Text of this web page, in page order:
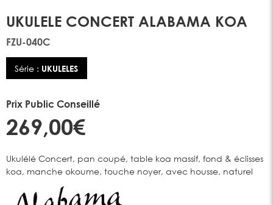
UKULELE CONCERT ALABAMA KOA
FZU-040C
Série : UKULELES
Prix Public Conseillé
269,00€
Ukulélé Concert, pan coupé, table koa massif, fond & éclisses
koa, manche okoume, touche noyer, avec housse, naturel